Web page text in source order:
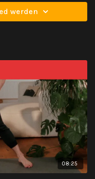
werden
08:25